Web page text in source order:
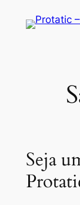
Seja